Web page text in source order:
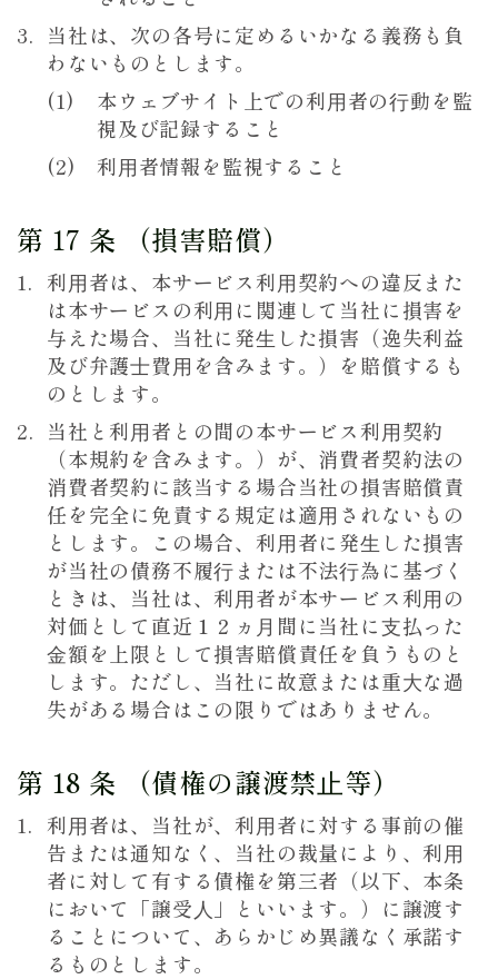
当社は、次の各号に定めるいかなる義務も負
わないものとします。
本ウェブサイト上での利⽤者の⾏動を監
視及び記録すること
利⽤者情報を監視すること
第 17 条 （損害賠償）
利⽤者は、本サービス利⽤契約への違反また
は本サービスの利⽤に関連して当社に損害を
与えた場合、当社に発⽣した損害（逸失利益
及び弁護⼠費⽤を含みます。）を賠償するも
のとします。
当社と利⽤者との間の本サービス利⽤契約
（本規約を含みます。）が、消費者契約法の
消費者契約に該当する場合当社の損害賠償責
任を完全に免責する規定は適⽤されないもの
とします。この場合、利⽤者に発⽣した損害
が当社の債務不履⾏または不法⾏為に基づく
ときは、当社は、利⽤者が本サービス利⽤の
対価として直近１２ヵ⽉間に当社に⽀払った
⾦額を上限として損害賠償責任を負うものと
します。ただし、当社に故意または重⼤な過
失がある場合はこの限りではありません。
第 18 条 （債権の譲渡禁⽌等）
利⽤者は、当社が、利⽤者に対する事前の催
告または通知なく、当社の裁量により、利⽤
者に対して有する債権を第三者（以下、本条
において「譲受⼈」といいます。）に譲渡す
ることについて、あらかじめ異議なく承諾す
るものとします。